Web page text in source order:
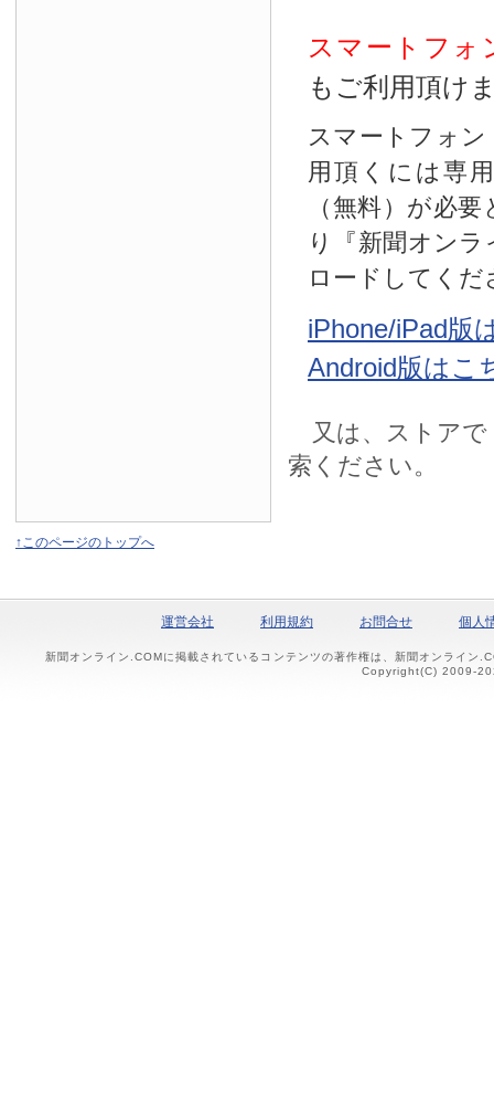
スマートフォ
もご利用頂け
スマートフォ
用頂くには専
（無料）が必
り『新聞オン
ロードしてくだ
iPhone/iPad版
Android版はこ
又は、ストアで
索ください。
↑このページのトップへ
運営会社 利用規約 お問合せ 個人
新聞オンライン.COMに掲載されているコンテンツの著作権は、新聞オンライン
Copyright(C) 2009-